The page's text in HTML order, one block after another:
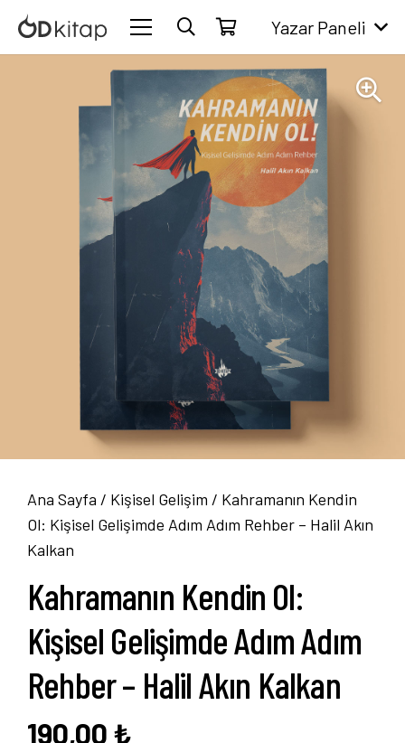
Yazar Paneli
Ana Sayfa / Kişisel Gelişim / Kahramanın Kendin
Ol: Kişisel Gelişimde Adım Adım Rehber – Halil Akın
Kalkan
Kahramanın Kendin Ol:
Kişisel Gelişimde Adım Adım
Rehber – Halil Akın Kalkan
190,00 ₺